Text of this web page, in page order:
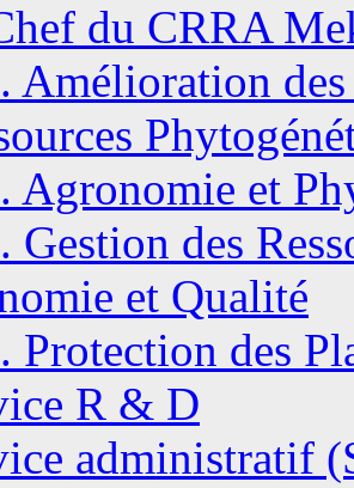
du CRRA
Amélioration
Agronomie et
Gestion des
et Qualité
Protection des
R & D
administratif